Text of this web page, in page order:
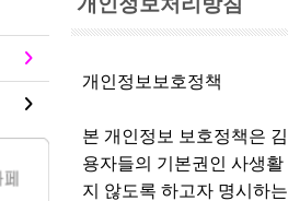
개인정보보호정책
본 개인정보 보호정책은
용자들의 기본권인 사생
지 않도록 하고자 명시하